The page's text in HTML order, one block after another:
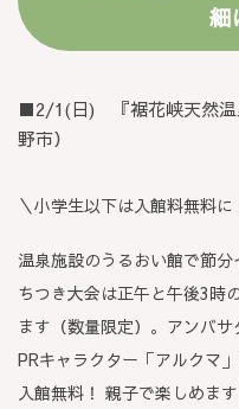
細
■2/1(日) 『裾花峡天然温
野市）
＼小学生以下は入館料無料に
温泉施設のうるおい館で節
ちつき大会は正午と午後3時
ます（数量限定）。アンバ
PRキャラクター「アルクマ
入館無料！ 親子で楽しめます